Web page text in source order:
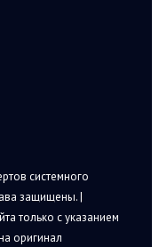
системного
защищены. |
только с указанием
оригинал